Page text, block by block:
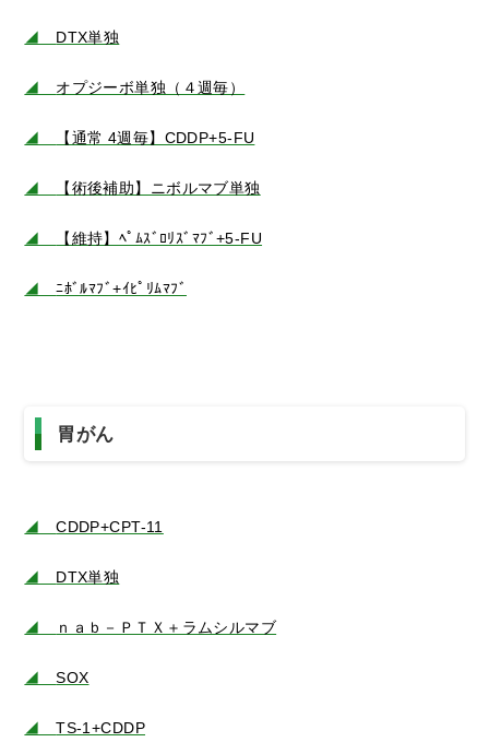
◢ DTX単独
◢ オプジーボ単独（４週毎）
◢ 【通常 4週毎】CDDP+5-FU
◢ 【術後補助】ニボルマブ単独
◢ 【維持】ﾍﾟﾑｽﾞﾛﾘｽﾞﾏﾌﾞ+5-FU
◢ﾆﾎﾞﾙﾏﾌﾞ+ｲﾋﾟﾘﾑﾏﾌﾞ
胃がん
◢CDDP+CPT-11
◢ DTX単独
◢ ｎａｂ－ＰＴＸ＋ラムシルマブ
◢SOX
◢TS-1+CDDP